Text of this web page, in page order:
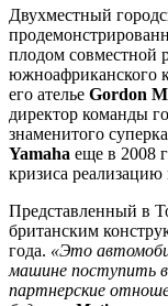
Двухместный
плодом совместной
южноафриканского
его ателье Gordon
директор команды
знаменитого
Yamaha еще в 2008
кризиса
Представленный в
британским
года. «Это
машине поступить в
партнерские